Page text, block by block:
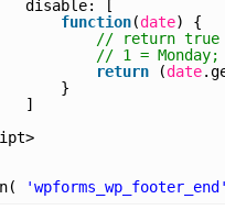
disable: [
function(date) {
// return true
// 1 = Monday;
return
(date
}
]
'wpforms_wp_footer_end'